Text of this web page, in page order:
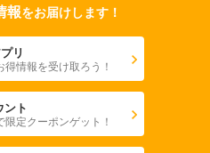
報をお届けします！
リ
情報を受け取ろう！
ト
定クーポンゲット！